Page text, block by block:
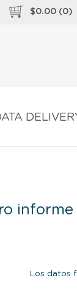
$0.00 (0)
Los datos